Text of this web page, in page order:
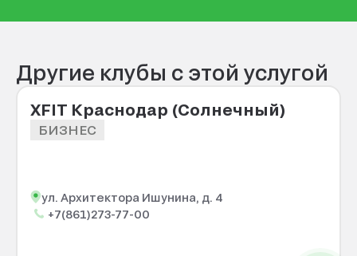
Другие клубы с этой услугой
XFIT Краснодар (Солнечный)
БИЗНЕС
ул. Архитектора Ишунина, д. 4
+7(861)273-77-00